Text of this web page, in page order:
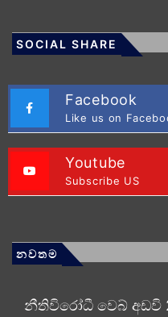
SOCIAL SHARE
Facebook
Like us on
Youtube
Subscribe US
නවතම
නීතිවිරෝධී වෙබ් අඩවි